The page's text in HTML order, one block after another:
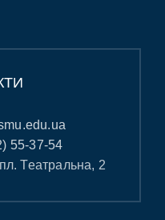
55-37-54
Театральна, 2